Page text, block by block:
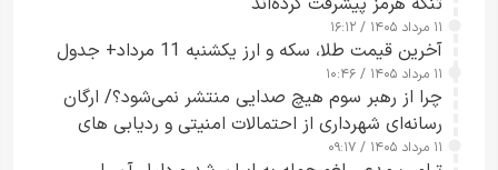
۱۱ مرداد ۱۴۰۵ / ۱۶:۱۲
آخرین قیمت طلا، سکه و ارز یکشنبه 11 مرداد+ جدول
۱۱ مرداد ۱۴۰۵ / ۱۰:۴۶
چرا از رهبر سوم هیچ صدایی منتشر نمی‌شود؟/ ارگان
رسانه‌ای شهرداری از احتمالات امنیتی و ردیابی های
جاسوسی گفت
۱۱ مرداد ۱۴۰۵ / ۰۹:۱۷